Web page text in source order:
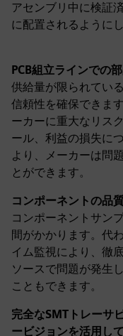
アセンブリ中に検証
に配置されるようにし
PCB組立ラインでの
供給量が限られてい
信頼性を確保できま
ーカーに重大なリス
ール、利益の損失に
より、メーカーは問
とができます。
コンポーネントの品
コンポーネントサン
間がかかります。代
イム監視により、徹
ソースで問題が発生
こともできます。
完全なSMTトレーサ
ービジョンを活用し